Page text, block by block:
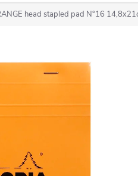
head stapled pad N°16